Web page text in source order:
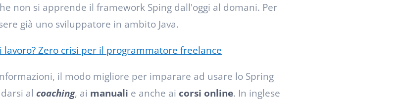
non si apprende il framework Sping dall'oggi al domani. Per
già uno sviluppatore in ambito Java.
lavoro? Zero crisi per il programmatore freelance
il modo migliore per imparare ad usare lo Spring
al coaching, ai manuali e anche ai corsi online. In inglese